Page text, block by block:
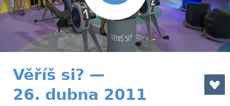
Věříš si? —
26. dubna 2011